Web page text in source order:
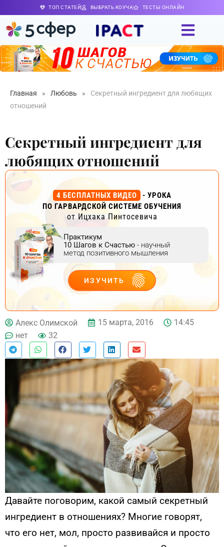
ТОП СТАТЕЙ ВЫБРАТЬ КОУЧА ТЕСТЫ ОНЛАЙН
Главная » Любовь »
Секретный ингредиент для любящих
отношений
Секретный ингредиент для
любящих отношений
4 БЕСПЛАТНЫХ ВИДЕО
- УРОКА
ПО ГАРВАРДСКОЙ СИСТЕМЕ ОБУЧЕНИЯ
от Ицхака Пинтосевича
Практикум
10 Шагов к Счастью - научный
метод позитивного мышления
ИЗУЧИТЬ
ДЕЙСТВУЙ
Алекс Олимской 15 марта, 2016
14:45
нет
32
Давайте поговорим, какой самый секретный
ингредиент в отношениях? Многие говорят,
что его нет, мол, просто развивайся и просто